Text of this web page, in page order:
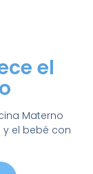
el
Materno
el bebé con